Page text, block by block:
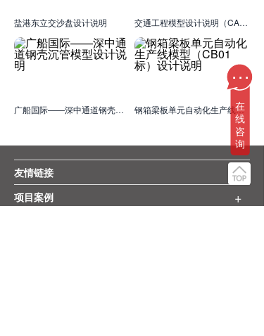
盐港东立交沙盘设计说明 交通工程模型设计说明（CA02标）
广船国际——深中通道钢壳沉管模型设计说明 钢箱梁板单元自动化生产线模型（CB01标）设计说明
友情链接 +
项目案例 +
...
在
线
咨
询